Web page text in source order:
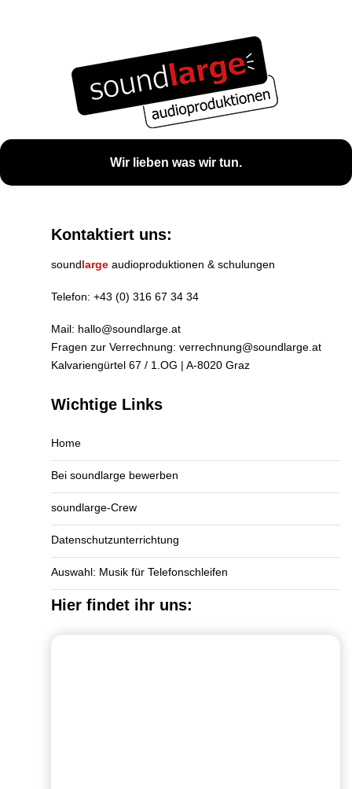
Wir lieben was wir tun.
Kontaktiert uns:
soundlarge audioproduktionen & schulungen
Telefon: +43 (0) 316 67 34 34
Mail: hallo@soundlarge.at
Fragen zur Verrechnung: verrechnung@soundlarge.at
Kalvariengürtel 67 / 1.OG | A-8020 Graz
Wichtige Links
Home
Bei soundlarge bewerben
soundlarge-Crew
Datenschutzunterrichtung
Auswahl: Musik für Telefonschleifen
Hier findet ihr uns: